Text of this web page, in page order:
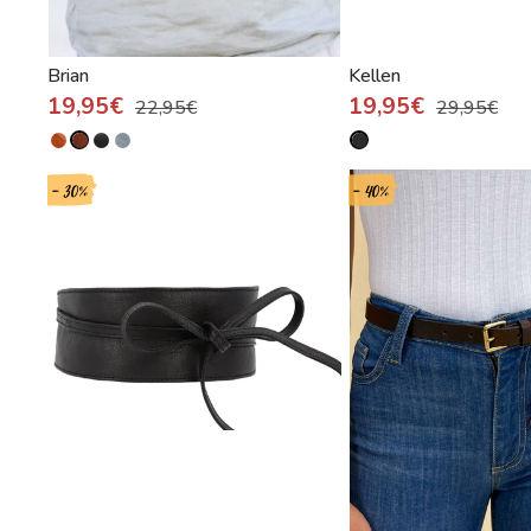
Brian
19,95€ 22,95€
Kellen
19,95€ 29,95€
- 30% - 40%